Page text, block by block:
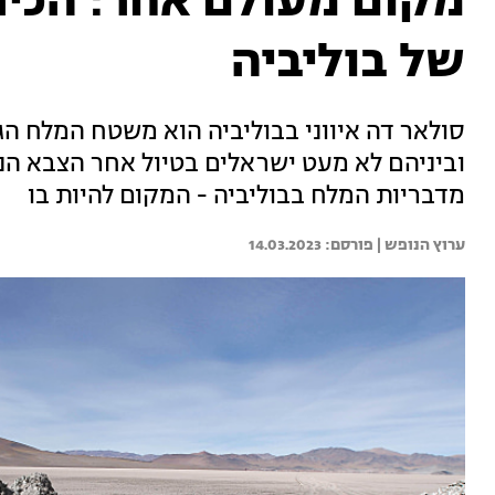
של בוליביה
סולאר דה איווני בבוליביה הוא משטח המלח
וביניהם לא מעט ישראלים בטיול אחר הצבא
מדבריות המלח בבוליביה - המקום להיות בו
ערוץ הנופש | 14.03.2023